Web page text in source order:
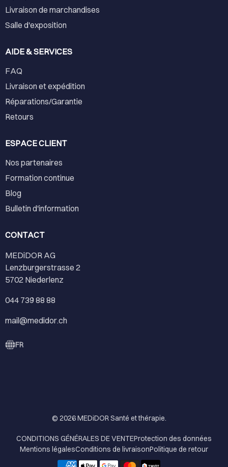
Livraison de marchandises
Salle d'exposition
AIDE & SERVICES
FAQ
Livraison et expédition
Réparations/Garantie
Retours
ESPACE CLIENT
Nos partenaires
Formation continue
Blog
Bulletin d'information
CONTACT
MEDiDOR AG
Lenzburgerstrasse 2
5702 Niederlenz
044 739 88 88
mail@medidor.ch
FR
© 2026MEDiDOR Santé et thérapie.
CONDITIONS GÉNÉRALES DE VENTEProtection des données
Mentions légalesConditions de livraisonPolitique de retour